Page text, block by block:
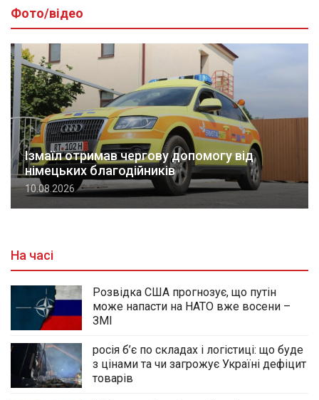
Фото/відео
Ізмаїл отримав чергову допомогу від
німецьких благодійників
10.08.2026
На часі
Розвідка США прогнозує, що путін
може напасти на НАТО вже восени –
ЗМІ
росія б’є по складах і логістиці: що буде
з цінами та чи загрожує Україні дефіцит
товарів